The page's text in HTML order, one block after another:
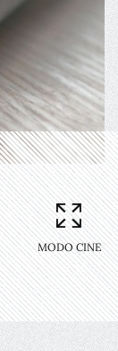
MODO CINE